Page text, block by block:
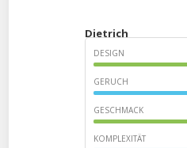
Dietrich
DESIGN
GERUCH
GESCHMACK
KOMPLEXITÄT